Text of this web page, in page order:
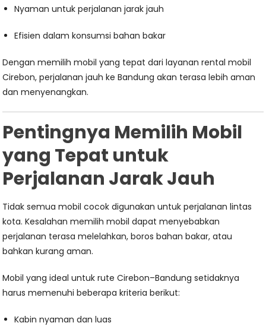
Nyaman untuk perjalanan jarak jauh
Efisien dalam konsumsi bahan bakar
Dengan memilih mobil yang tepat dari layanan rental mobil
Cirebon, perjalanan jauh ke Bandung akan terasa lebih aman
dan menyenangkan.
Pentingnya Memilih Mobil
yang Tepat untuk
Perjalanan Jarak Jauh
Tidak semua mobil cocok digunakan untuk perjalanan lintas
kota. Kesalahan memilih mobil dapat menyebabkan
perjalanan terasa melelahkan, boros bahan bakar, atau
bahkan kurang aman.
Mobil yang ideal untuk rute Cirebon–Bandung setidaknya
harus memenuhi beberapa kriteria berikut:
Kabin nyaman dan luas